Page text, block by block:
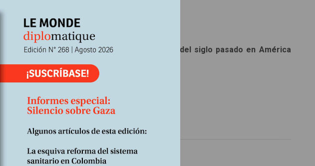
más significativos surgidos a finales del siglo pasado en América